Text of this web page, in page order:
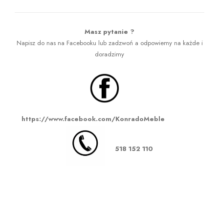
Masz pytanie ?
Napisz do nas na Facebooku lub zadzwoń a odpowiemy na każde i
doradzimy
https://www.facebook.com/KonradoMeble
518 152 110